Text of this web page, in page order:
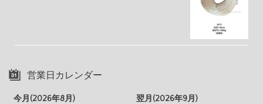
営業日カレンダー
今月(2026年8月)
翌月(2026年9月)